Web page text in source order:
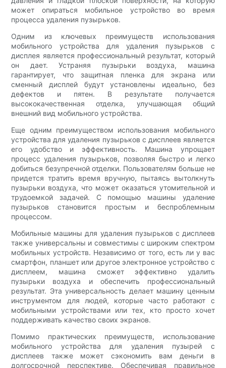
может опираться мобильное устройство во время
процесса удаления пузырьков.
Одним из ключевых преимуществ использования
мобильного устройства для удаления пузырьков с
дисплея является профессиональный результат, который
он дает. Устраняя пузырьки воздуха, машина
гарантирует, что защитная пленка для экрана или
сменный дисплей будут установлены идеально, без
дефектов и пятен. В результате получается
высококачественная отделка, улучшающая общий
внешний вид мобильного устройства.
Еще одним преимуществом использования мобильного
устройства для удаления пузырьков с дисплеев является
его удобство и эффективность. Машина упрощает
процесс удаления пузырьков, позволяя быстро и легко
добиться безупречной отделки. Пользователям больше не
придется тратить время вручную, пытаясь вытолкнуть
пузырьки воздуха, что может оказаться утомительной и
трудоемкой задачей. С помощью машины удаление
пузырьков становится простым и беспроблемным
процессом.
Мобильные машины для удаления пузырьков с дисплеев
также универсальны и совместимы с широким спектром
мобильных устройств. Независимо от того, есть ли у вас
смартфон, планшет или другое электронное устройство с
дисплеем, машина сможет эффективно удалить
пузырьки воздуха и обеспечить профессиональный
результат. Эта универсальность делает машину ценным
инструментом для людей, которые часто работают с
мобильными устройствами или тех, кто просто хочет
поддерживать качество своих экранов.
Помимо практических преимуществ, использование
мобильного устройства для удаления пузырей с
дисплеев также может сэкономить вам деньги в
долгосрочной перспективе. Обеспечивая правильное